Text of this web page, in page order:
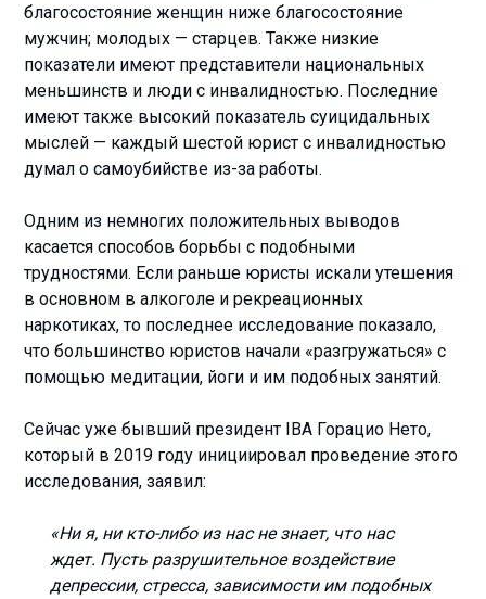
благосостояние женщин ниже благосостояние
мужчин; молодых — старцев. Также низкие
показатели имеют представители национальных
меньшинств и люди с инвалидностью. Последние
имеют также высокий показатель суицидальных
мыслей — каждый шестой юрист с инвалидностью
думал о самоубийстве из-за работы.
Одним из немногих положительных выводов
касается способов борьбы с подобными
трудностями. Если раньше юристы искали утешения
в основном в алкоголе и рекреационных
наркотиках, то последнее исследование показало,
что большинство юристов начали «разгружаться» с
помощью медитации, йоги и им подобных занятий.
Сейчас уже бывший президент IBA Горацио Нето,
который в 2019 году инициировал проведение этого
исследования, заявил:
«Ни я, ни кто-либо из нас не знает, что нас
ждет. Пусть разрушительное воздействие
депрессии, стресса, зависимости им подобных